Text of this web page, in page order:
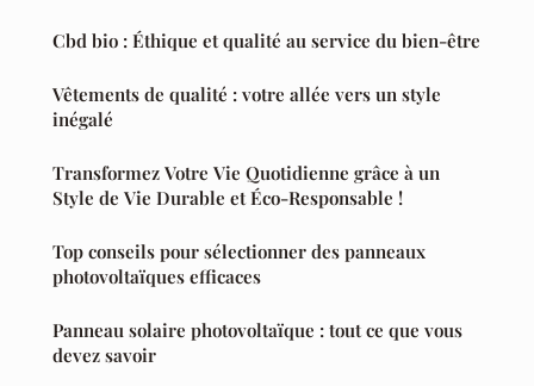
Cbd bio : Éthique et qualité au service du bien-être
Vêtements de qualité : votre allée vers un style
inégalé
Transformez Votre Vie Quotidienne grâce à un
Style de Vie Durable et Éco-Responsable !
Top conseils pour sélectionner des panneaux
photovoltaïques efficaces
Panneau solaire photovoltaïque : tout ce que vous
devez savoir